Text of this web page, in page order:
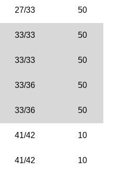
27/33 50
33/33 50
33/33 50
33/36 50
33/36 50
41/42 10
41/42 10